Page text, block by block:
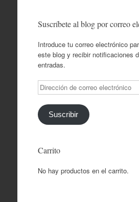
Suscríbete al blog por correo
Introduce tu correo electrónico
este blog y recibir notificaciones
entradas.
Dirección
de
correo
electrónico
Suscribir
Carrito
No hay productos en el carrito.